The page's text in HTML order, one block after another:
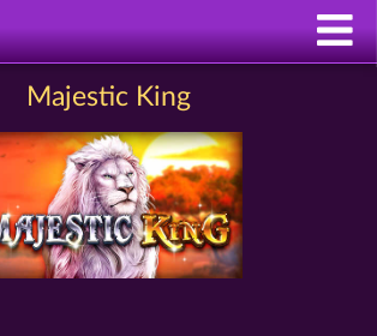
Majestic King